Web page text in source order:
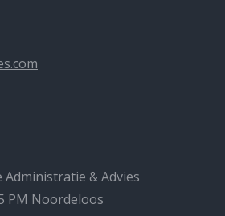
& Advies
PM Noordeloos